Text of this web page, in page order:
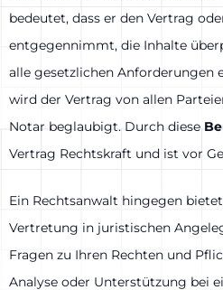
bedeutet, dass er den Vertrag
entgegennimmt, die Inhalte
alle gesetzlichen Anforderungen
wird der Vertrag von allen
Notar beglaubigt. Durch diese
Vertrag Rechtskraft und ist vor
Ein Rechtsanwalt hingegen
Vertretung in juristischen
Fragen zu Ihren Rechten und
Analyse oder Unterstützung bei